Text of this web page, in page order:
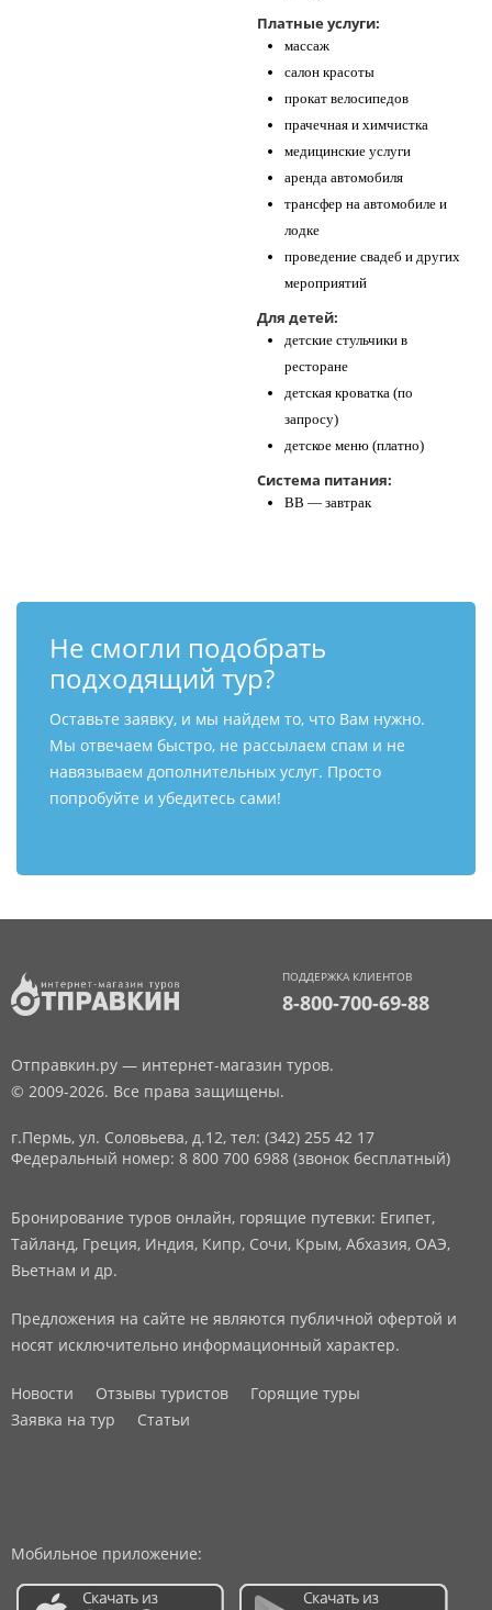
Платные услуги:
массаж
салон красоты
прокат велосипедов
прачечная и химчистка
медицинские услуги
аренда автомобиля
трансфер на автомобиле и
лодке
проведение свадеб и других
мероприятий
Для детей:
детские стульчики в
ресторане
детская кроватка (по
запросу)
детское меню (платно)
Система питания:
BB — завтрак
Не смогли подобрать
подходящий тур?
Оставьте заявку, и мы найдем то, что Вам нужно.
Мы отвечаем быстро, не рассылаем спам и не
навязываем дополнительных услуг. Просто
попробуйте и убедитесь сами!
ПОДДЕРЖКА КЛИЕНТОВ
8-800-700-69-88
Отправкин.ру — интернет-магазин туров.
© 2009-2026. Все права защищены.
г.Пермь, ул. Соловьева, д.12, тел: (342) 255 42 17
Федеральный номер: 8 800 700 6988 (звонок бесплатный)
Бронирование туров онлайн, горящие путевки: Египет,
Тайланд, Греция, Индия, Кипр, Сочи, Крым, Абхазия, ОАЭ,
Вьетнам и др.
Предложения на сайте не являются публичной офертой и
носят исключительно информационный характер.
Новости Отзывы туристов
Горящие туры
Заявка на тур
Статьи
Мобильное приложение: